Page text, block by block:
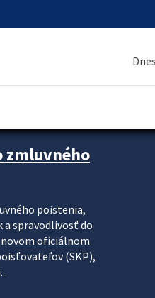
zmluvného
poistenia,
a spravodlivosť do
novom oficiálnom
(SKP),